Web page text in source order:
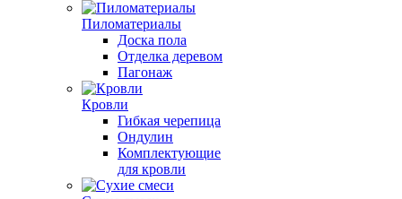
Пиломатериалы
Доска пола
Отделка деревом
Пагонаж
Кровли
Гибкая черепица
Ондулин
Комплектующие
для кровли